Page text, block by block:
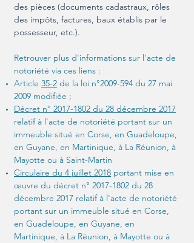
des pièces (documents cadastraux, rôles
des impôts, factures, baux établis par le
possesseur, etc.).
Retrouver plus d'informations sur l'acte de
notoriété via ces liens :
Article 35-2 de la loi n°2009-594 du 27 mai
2009 modifiée ;
Décret n° 2017-1802 du 28 décembre 2017
relatif à l'acte de notoriété portant sur un
immeuble situé en Corse, en Guadeloupe,
en Guyane, en Martinique, à La Réunion, à
Mayotte ou à Saint-Martin
Circulaire du 4 juillet 2018 portant mise en
œuvre du décret n° 2017-1802 du 28
décembre 2017 relatif à l'acte de notoriété
portant sur un immeuble situé en Corse,
en Guadeloupe, en Guyane, en
Martinique, à La Réunion, à Mayotte ou à